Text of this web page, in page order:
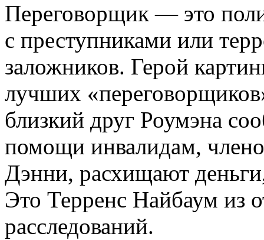
Переговорщик — это
с преступниками или
заложников. Герой
лучших
близкий друг Роумэна
помощи инвалидам,
Дэнни, расхищают
Это Терренс Найбаум из
расследований.